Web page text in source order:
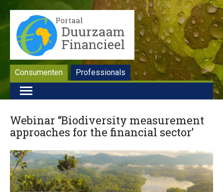
Consumenten Professionals
Webinar ‘‘Biodiversity measurement
approaches for the financial sector’